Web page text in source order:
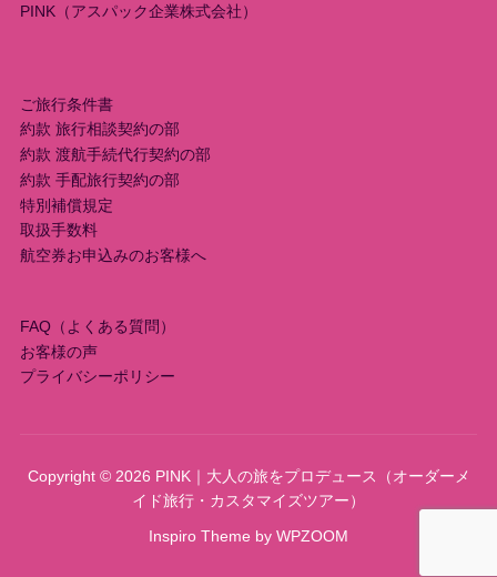
PINK（アスパック企業株式会社）
ご旅行条件書
約款 旅行相談契約の部
約款 渡航手続代行契約の部
約款 手配旅行契約の部
特別補償規定
取扱手数料
航空券お申込みのお客様へ
FAQ（よくある質問）
お客様の声
プライバシーポリシー
Copyright © 2026 PINK｜大人の旅をプロデュース（オーダーメ
イド旅行・カスタマイズツアー）
Inspiro Theme by WPZOOM